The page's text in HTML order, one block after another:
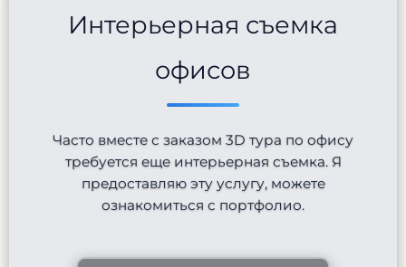
Интерьерная съемка
офисов
Часто вместе с заказом 3D тура по офису
требуется еще интерьерная съемка. Я
предоставляю эту услугу, можете
ознакомиться с портфолио.